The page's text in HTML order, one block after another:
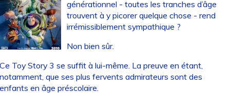
générationnel - toutes les tranches d’âge
trouvent à y picorer quelque chose - rend
irrémissiblement sympathique ?
Non bien sûr.
Toy Story 3 se suffit à lui-même. La preuve en étant,
que ses plus fervents admirateurs sont des
en âge préscolaire.